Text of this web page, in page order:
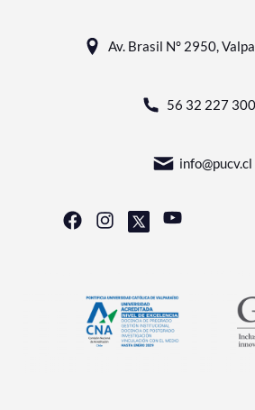
Av. Brasil N° 2950,
56 32 227
info@pucv.cl